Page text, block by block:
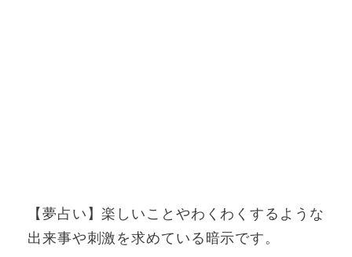
【夢占い】楽しいことやわくわくするような
出来事や刺激を求めている暗示です。